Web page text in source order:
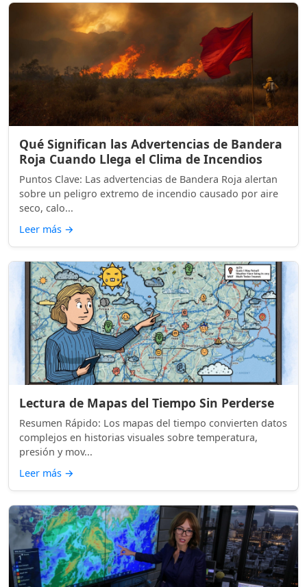
Qué Significan las Advertencias de Bandera
Roja Cuando Llega el Clima de Incendios
Puntos Clave: Las advertencias de Bandera Roja alertan
sobre un peligro extremo de incendio causado por aire
seco, calo...
Leer más →
Lectura de Mapas del Tiempo Sin Perderse
Resumen Rápido: Los mapas del tiempo convierten datos
complejos en historias visuales sobre temperatura,
presión y mov...
Leer más →